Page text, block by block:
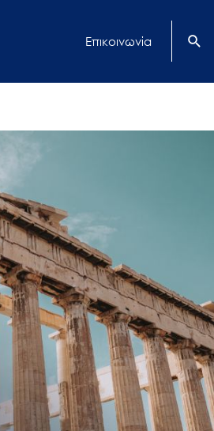
Επικοινωνία